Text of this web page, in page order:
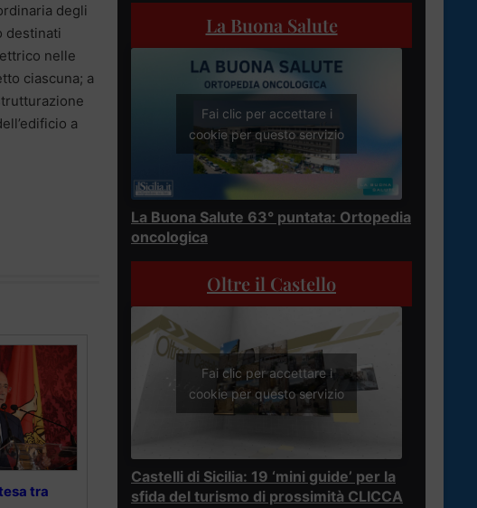
degli
destinati
nelle
ciascuna; a
a
tra
La Buona Salute
Fai clic per accettare i
cookie per questo servizio
La Buona Salute 63° puntata: Ortopedia
oncologica
Oltre il Castello
Fai clic per accettare i
cookie per questo servizio
Castelli di Sicilia: 19 ‘mini guide’ per la
sfida del turismo di prossimità CLICCA